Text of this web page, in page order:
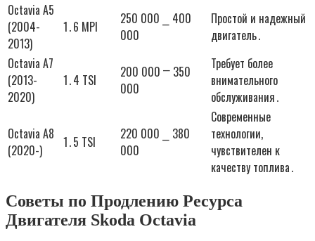
Octavia A5
(2004-
2013)
1․6 MPI
250 000 ⎯ 400
000
Простой и надежный
двигатель․
Octavia A7
(2013-
2020)
1․4 TSI
200 000 ⎻ 350
000
Требует более
внимательного
обслуживания․
Octavia A8
(2020-)
1․5 TSI
220 000 ⎯ 380
000
Современные
технологии,
чувствителен к
качеству топлива․
Советы по Продлению Ресурса
Двигателя Skoda Octavia